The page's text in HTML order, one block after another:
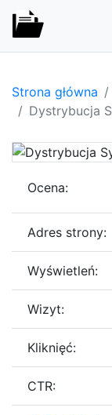
Strona główna
Dystrybucja
Ocena:
Adres strony:
Wyświetleń:
Wizyt:
Kliknięć:
CTR: